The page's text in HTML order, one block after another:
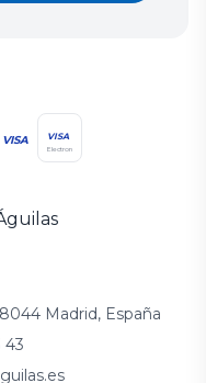
VISA VISA
Electron
Madrid, España
43